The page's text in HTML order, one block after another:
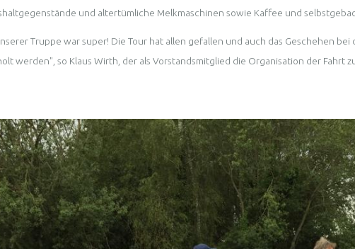
und altertümliche Melkmaschinen sowie Kaffee und
Truppe war super! Die Tour hat allen gefallen und auch das Geschehen
werden", so Klaus Wirth, der als Vorstandsmitglied die Organisation der Fahrt